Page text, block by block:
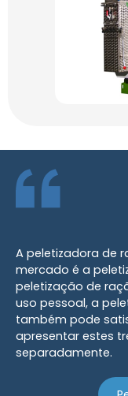
A peletizadora de
mercado é a
peletização de
uso pessoal, a
também pode
apresentar estes
separadamente.